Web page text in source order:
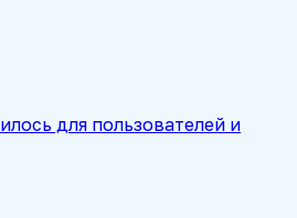
для пользователей и